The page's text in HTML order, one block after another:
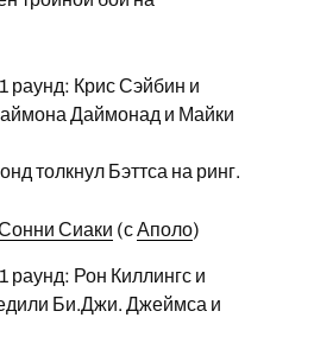
раунд: Крис Сэйбин и
Даймонад и Майки
толкнул Бэттса на ринг.
Сиаки (сАполо)
раунд: Рон Киллингс и
Би.Джи. Джеймса и